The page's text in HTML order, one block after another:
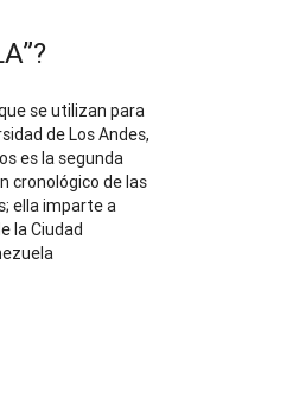
se utilizan para
de Los Andes,
es la segunda
cronológico de las
ella imparte a
la Ciudad